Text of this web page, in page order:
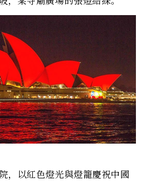
，以紅色燈光與燈籠慶祝中國